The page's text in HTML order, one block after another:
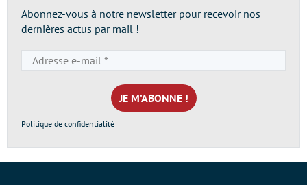
Abonnez-vous à notre newsletter pour recevoir nos
dernières actus par mail !
e-
mail
*
Politique de confidentialité